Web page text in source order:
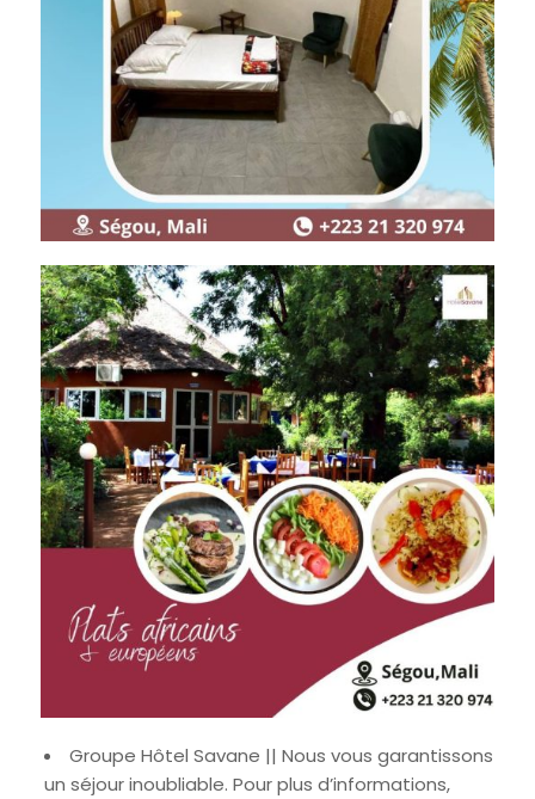
Groupe Hôtel Savane || Nous vous garantissons
un séjour inoubliable. Pour plus d’informations,